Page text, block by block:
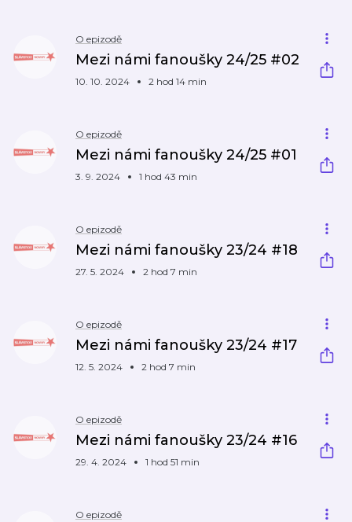
O epizodě
Mezi námi fanoušky 24/25 #02
10. 10. 2024 2 hod 14 min
O epizodě
Mezi námi fanoušky 24/25 #01
3. 9. 2024 1 hod 43 min
O epizodě
Mezi námi fanoušky 23/24 #18
27. 5. 2024 2 hod 7 min
O epizodě
Mezi námi fanoušky 23/24 #17
12. 5. 2024 2 hod 7 min
O epizodě
Mezi námi fanoušky 23/24 #16
29. 4. 2024 1 hod 51 min
O epizodě